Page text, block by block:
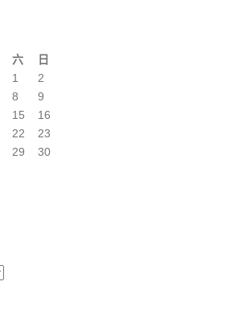
六 日
1
2
8
9
15
16
22
23
29
30